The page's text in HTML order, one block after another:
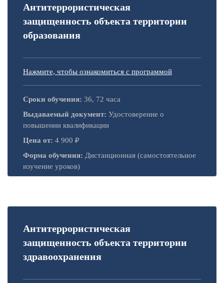
Антитеррористическая
защищенность объекта территории
образования
Нажмите, чтобы ознакомиться с программой
Сроки обучения: 36, 72 часа
Выдаваемый документ: Удостоверение о
повышении квалификации
Цена от: 4 900 ₽
Форма обучения: Дистанционная (самостоятельное
изучение уроков)
Антитеррористическая
защищенность объекта территории
здравоохранения